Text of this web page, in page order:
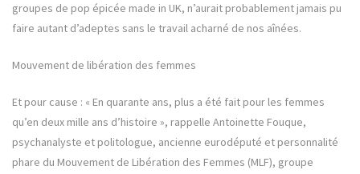
groupes de pop épicée made in UK, n’aurait probablement jamais pu
faire autant d’adeptes sans le travail acharné de nos aînées.
Mouvement de libération des femmes
Et pour cause : « En quarante ans, plus a été fait pour les femmes
qu’en deux mille ans d’histoire », rappelle Antoinette Fouque,
psychanalyste et politologue, ancienne eurodéputé et personnalité
phare du Mouvement de Libération des Femmes (MLF), groupe